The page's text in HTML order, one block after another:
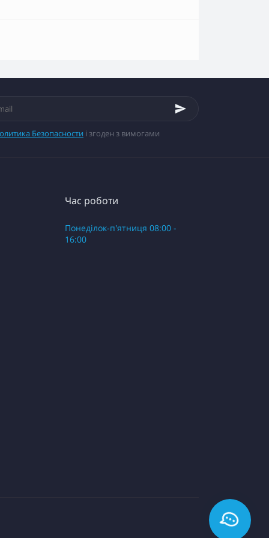
Безопасности і згоден з вимогами
Час роботи
Понеділок-п'ятниця 08:00 -
16:00